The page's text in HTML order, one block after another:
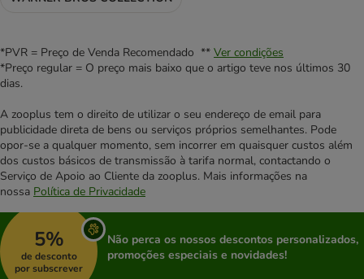
*PVR = Preço de Venda Recomendado ** Ver condições
*Preço regular = O preço mais baixo que o artigo teve nos últimos 30
dias.
A zooplus tem o direito de utilizar o seu endereço de email para
publicidade direta de bens ou serviços próprios semelhantes. Pode
opor-se a qualquer momento, sem incorrer em quaisquer custos além
dos custos básicos de transmissão à tarifa normal, contactando o
Serviço de Apoio ao Cliente da zooplus. Mais informações na
nossa Política de Privacidade
5%
de desconto
por subscrever
Não perca os nossos descontos personalizados,
promoções especiais e novidades!